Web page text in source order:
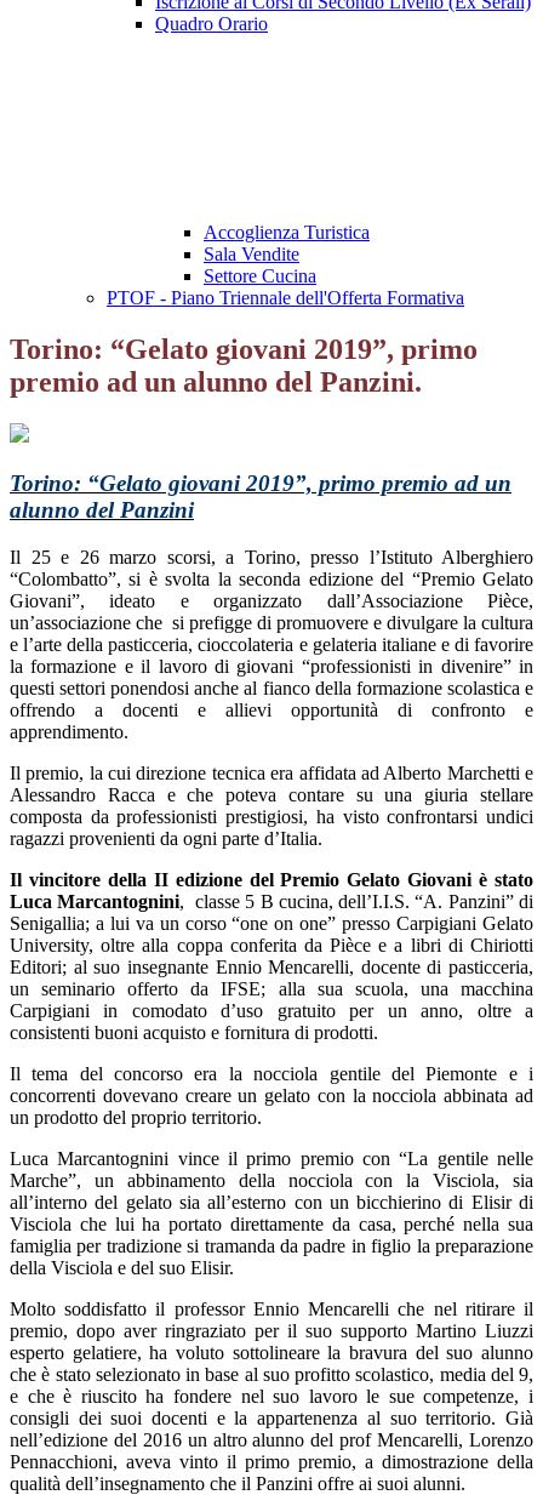
Quadro Orario
Accoglienza Turistica
Sala Vendite
Settore Cucina
PTOF - Piano Triennale dell'Offerta Formativa
Torino: “Gelato giovani 2019”, primo
premio ad un alunno del Panzini.
Torino: “Gelato giovani 2019”, primo premio ad un
alunno del Panzini
Il 25 e 26 marzo scorsi, a Torino, presso l’Istituto Alberghiero
“Colombatto”, si è svolta la seconda edizione del “Premio Gelato
Giovani”, ideato e organizzato dall’Associazione Pièce,
un’associazione che si prefigge di promuovere e divulgare la cultura
e l’arte della pasticceria, cioccolateria e gelateria italiane e di favorire
la formazione e il lavoro di giovani “professionisti in divenire” in
questi settori ponendosi anche al fianco della formazione scolastica e
offrendo a docenti e allievi opportunità di confronto e
apprendimento.
Il premio, la cui direzione tecnica era affidata ad Alberto Marchetti e
Alessandro Racca e che poteva contare su una giuria stellare
composta da professionisti prestigiosi, ha visto confrontarsi undici
ragazzi provenienti da ogni parte d’Italia.
Il vincitore della II edizione del Premio Gelato Giovani è stato
Luca Marcantognini, classe 5 B cucina, dell’I.I.S. “A. Panzini” di
Senigallia; a lui va un corso “one on one” presso Carpigiani Gelato
University, oltre alla coppa conferita da Pièce e a libri di Chiriotti
Editori; al suo insegnante Ennio Mencarelli, docente di pasticceria,
un seminario offerto da IFSE; alla sua scuola, una macchina
Carpigiani in comodato d’uso gratuito per un anno, oltre a
consistenti buoni acquisto e fornitura di prodotti.
Il tema del concorso era la nocciola gentile del Piemonte e i
concorrenti dovevano creare un gelato con la nocciola abbinata ad
un prodotto del proprio territorio.
Luca Marcantognini vince il primo premio con “La gentile nelle
Marche”, un abbinamento della nocciola con la Visciola, sia
all’interno del gelato sia all’esterno con un bicchierino di Elisir di
Visciola che lui ha portato direttamente da casa, perché nella sua
famiglia per tradizione si tramanda da padre in figlio la preparazione
della Visciola e del suo Elisir.
Molto soddisfatto il professor Ennio Mencarelli che nel ritirare il
premio, dopo aver ringraziato per il suo supporto Martino Liuzzi
esperto gelatiere, ha voluto sottolineare la bravura del suo alunno
che è stato selezionato in base al suo profitto scolastico, media del 9,
e che è riuscito ha fondere nel suo lavoro le sue competenze, i
consigli dei suoi docenti e la appartenenza al suo territorio. Già
nell’edizione del 2016 un altro alunno del prof Mencarelli, Lorenzo
Pennacchioni, aveva vinto il primo premio, a dimostrazione della
qualità dell’insegnamento che il Panzini offre ai suoi alunni.